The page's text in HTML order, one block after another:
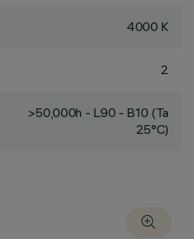
4000 K
2
>50,000h - L90 - B10 (Ta
25°C)